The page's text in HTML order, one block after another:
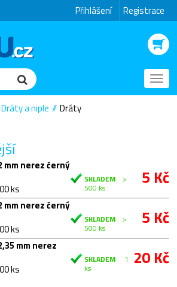
Přihlášení Registrace
Dráty a niple Dráty
mm nerez černý
ks
SKLADEM >
500 ks 5 Kč
mm nerez černý
ks
SKLADEM >
500 ks 5 Kč
mm nerez
ks
SKLADEM 1
ks 20 Kč